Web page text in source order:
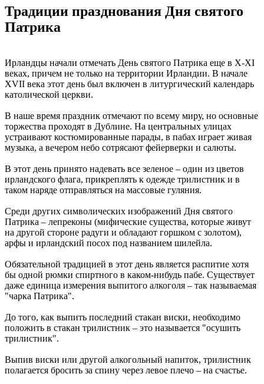
Традиции празднования Дня святого
Патрика
Ирландцы начали отмечать День святого Патрика еще в X-XI
веках, причем не только на территории Ирландии. В начале
XVII века этот день был включен в литургический календарь
католической церкви.
В наше время праздник отмечают по всему миру, но основные
торжества проходят в Дублине. На центральных улицах
устраивают костюмированные парады, в пабах играет живая
музыка, а вечером небо сотрясают фейерверки и салюты.
В этот день принято надевать все зеленое – один из цветов
ирландского флага, прикреплять к одежде трилистник и в
таком наряде отправляться на массовые гуляния.
Среди других символических изображений Дня святого
Патрика – лепреконы (мифические существа, которые живут
на другой стороне радуги и обладают горшком с золотом),
арфы и ирландский посох под названием шилейла.
Обязательной традицией в этот день является распитие хотя
бы одной рюмки спиртного в каком-нибудь пабе. Существует
даже единица измерения выпитого алкоголя – так называемая
"чарка Патрика".
До того, как выпить последний стакан виски, необходимо
положить в стакан трилистник – это называется "осушить
трилистник".
Выпив виски или другой алкогольный напиток, трилистник
полагается бросить за спину через левое плечо – на счастье.